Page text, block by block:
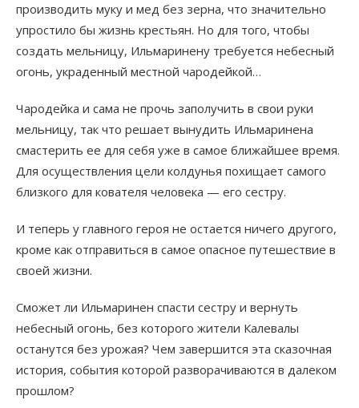
производить муку и мед без зерна, что значительно
упростило бы жизнь крестьян. Но для того, чтобы
создать мельницу, Ильмаринену требуется небесный
огонь, украденный местной чародейкой…
Чародейка и сама не прочь заполучить в свои руки
мельницу, так что решает вынудить Ильмаринена
смастерить ее для себя уже в самое ближайшее время.
Для осуществления цели колдунья похищает самого
близкого для кователя человека — его сестру.
И теперь у главного героя не остается ничего другого,
кроме как отправиться в самое опасное путешествие в
своей жизни.
Сможет ли Ильмаринен спасти сестру и вернуть
небесный огонь, без которого жители Калевалы
останутся без урожая? Чем завершится эта сказочная
история, события которой разворачиваются в далеком
прошлом?